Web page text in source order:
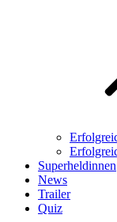
Superheldinnen
News
Trailer
Quiz